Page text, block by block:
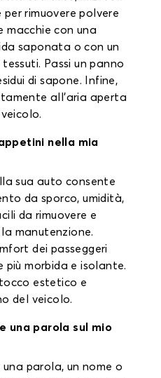
rimuovere polvere
macchie con una
saponata o con un
Passi un panno
di sapone. Infine,
all’aria aperta
nella mia
sua auto consente
da sporco, umidità,
da rimuovere e
manutenzione.
dei passeggeri
più morbida e isolante.
estetico e
del veicolo.
una parola sul mio
una parola, un nome o